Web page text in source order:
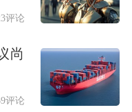
评论
尚
评论